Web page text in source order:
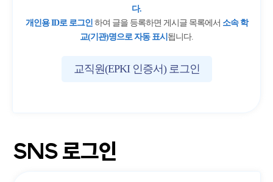
다.
개인용 ID로 로그인하여 글을 등록하면 게시글 목록에서 소속 학
교(기관)명으로 자동 표시 됩니다.
교직원(EPKI 인증서) 로그인
SNS 로그인